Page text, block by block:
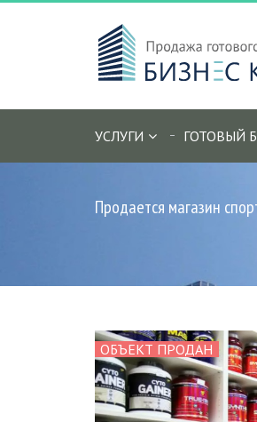
УСЛУГИ ГОТОВЫЙ
Продается магазин
ОБЪЕКТ ПРОДАН